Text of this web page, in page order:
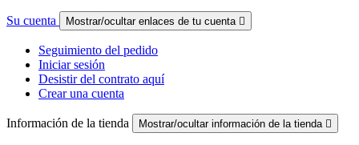
Su cuenta Mostrar/ocultar enlaces de tu cuenta 
Seguimiento del pedido
Iniciar sesión
Desistir del contrato aquí
Crear una cuenta
Información de la tienda Mostrar/ocultar información de la tienda 